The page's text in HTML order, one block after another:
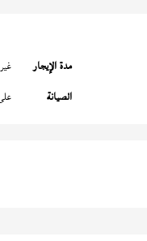
مدة الإيجار
الصيانة